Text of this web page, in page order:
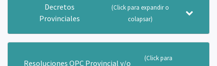
Decretos
Provinciales
(Click para expandir o
colapsar)
Resoluciones OPC Provincial y/o
(Click para